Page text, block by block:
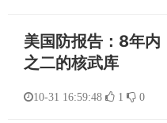
美国防报告：8年内
之二的核武库
10-31 16:59:48 1 0